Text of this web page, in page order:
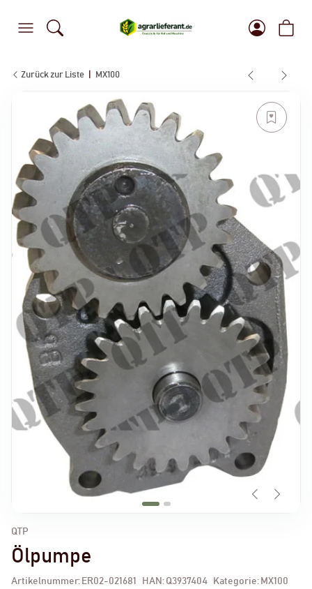
Zurück zur Liste MX100
QTP
Ölpumpe
Artikelnummer: ER02-021681 HAN: Q3937404 Kategorie: MX100